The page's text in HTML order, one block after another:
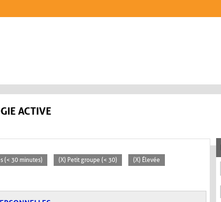
ACTIVE
(< 30 minutes) (X) Petit groupe (< 30) (X) Élevée